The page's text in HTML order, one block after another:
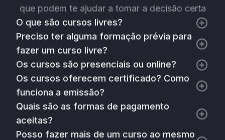
que podem te ajudar a tomar a decisão certa
O que são cursos livres?
Preciso ter alguma formação prévia para
fazer um curso livre?
Os cursos são presenciais ou online?
Os cursos oferecem certificado? Como
funciona a emissão?
Quais são as formas de pagamento
aceitas?
Posso fazer mais de um curso ao mesmo